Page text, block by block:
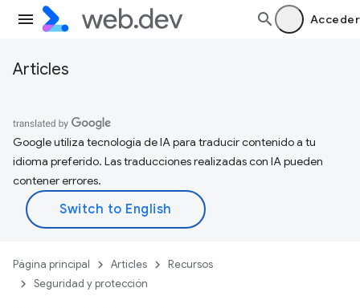
Acceder
Articles
Google utiliza tecnología de IA para traducir contenido a tu
idioma preferido. Las traducciones realizadas con IA pueden
contener errores.
Página principal Articles
Recursos
Seguridad y protección